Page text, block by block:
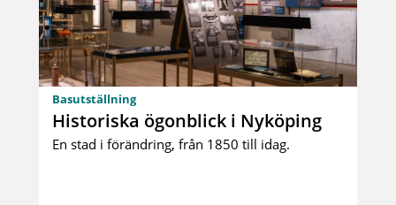
Basutställning
Historiska ögonblick i Nyköping
En stad i förändring, från 1850 till idag.